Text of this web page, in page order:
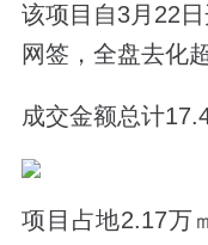
该项目自3月22
网签，全盘去化
成交金额总计
项目占地2.17万